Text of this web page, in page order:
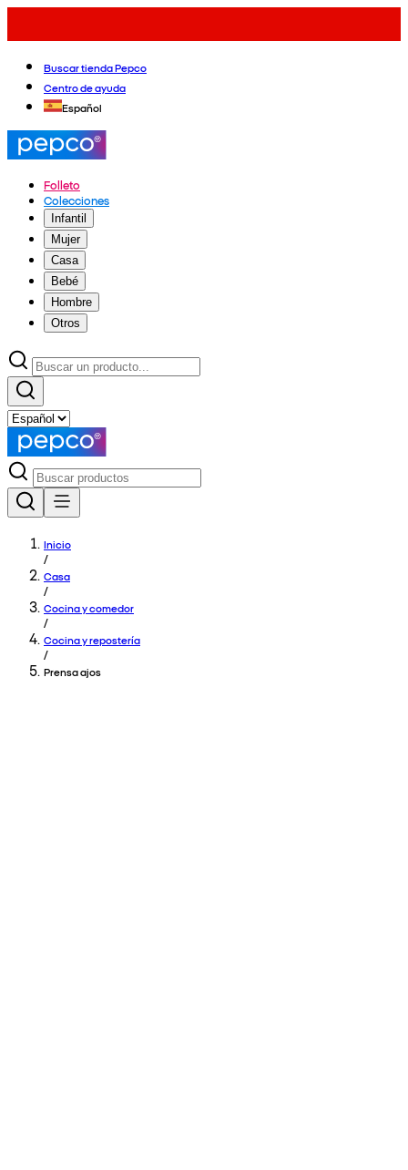
Buscar tienda Pepco
Centro de ayuda
Español
Folleto
Colecciones
Infantil
Mujer
Casa
Bebé
Hombre
Otros
Inicio
/
Casa
/
Cocina y comedor
/
Cocina y repostería
/
Prensa ajos